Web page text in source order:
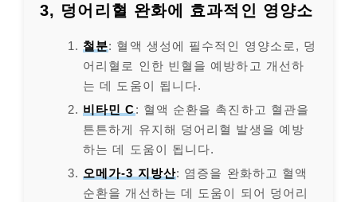
3, 덩어리혈 완화에 효과적인 영양소
철분: 혈액 생성에 필수적인 영양소로, 덩
어리혈로 인한 빈혈을 예방하고 개선하
는 데 도움이 됩니다.
비타민 C: 혈액 순환을 촉진하고 혈관을
튼튼하게 유지해 덩어리혈 발생을 예방
하는 데 도움이 됩니다.
오메가-3 지방산: 염증을 완화하고 혈액
순환을 개선하는 데 도움이 되어 덩어리